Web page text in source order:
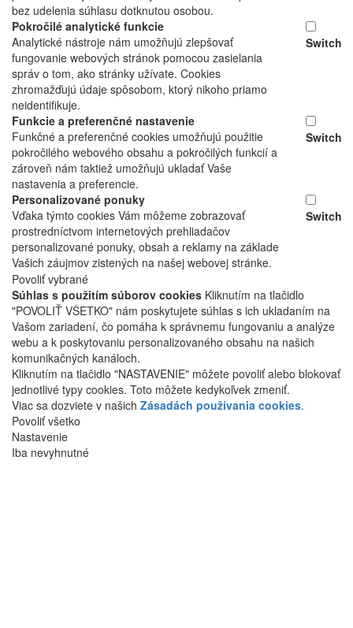
bez udelenia súhlasu dotknutou osobou.
Pokročilé analytické funkcie
Analytické nástroje nám umožňujú zlepšovať
fungovanie webových stránok pomocou zasielania
správ o tom, ako stránky užívate. Cookies
zhromažďujú údaje spôsobom, ktorý nikoho priamo
neidentifikuje.
Switch
Funkcie a preferenčné nastavenie
Funkčné a preferenčné cookies umožňujú použitie
pokročilého webového obsahu a pokročilých funkcií a
zároveň nám taktiež umožňujú ukladať Vaše
nastavenia a preferencie.
Switch
Personalizované ponuky
Vďaka týmto cookies Vám môžeme zobrazovať
prostredníctvom internetových prehliadačov
personalizované ponuky, obsah a reklamy na základe
Vašich záujmov zistených na našej webovej stránke.
Switch
Povoliť vybrané
Súhlas s použitím súborov cookies Kliknutím na tlačidlo
"POVOLIŤ VŠETKO" nám poskytujete súhlas s ich ukladaním na
Vašom zariadení, čo pomáha k správnemu fungovaniu a analýze
webu a k poskytovaniu personalizovaného obsahu na našich
komunikačných kanáloch.
Kliknutím na tlačidlo "NASTAVENIE" môžete povoliť alebo blokovať
jednotlivé typy cookies. Toto môžete kedykoľvek zmeniť.
Viac sa dozviete v našich Zásadách používania cookies.
Povoliť všetko
Nastavenie
Iba nevyhnutné